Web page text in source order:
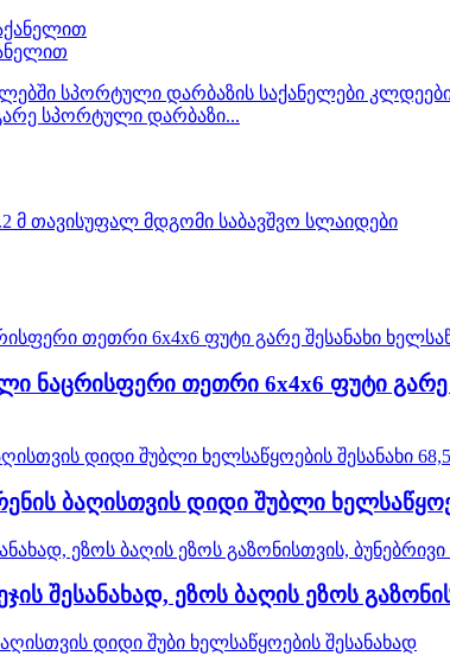
სპორტული დარბაზი...
ნაცრისფერი თეთრი 6x4x6 ფუტი გარე
ბაღისთვის დიდი შუბლი
შესანახად, ეზოს ბაღის ეზოს